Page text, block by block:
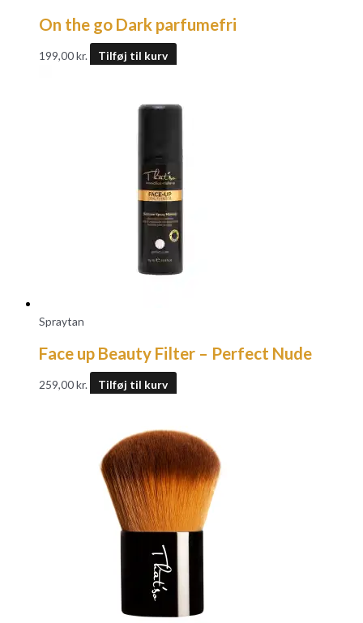
On the go Dark parfumefri
199,00kr. Tilføj til kurv
Spraytan
Face up Beauty Filter – Perfect Nude
259,00kr. Tilføj til kurv